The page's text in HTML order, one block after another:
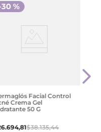
Facial Control
Crema Gel
50 G
.694,81$38.135,44
30 %